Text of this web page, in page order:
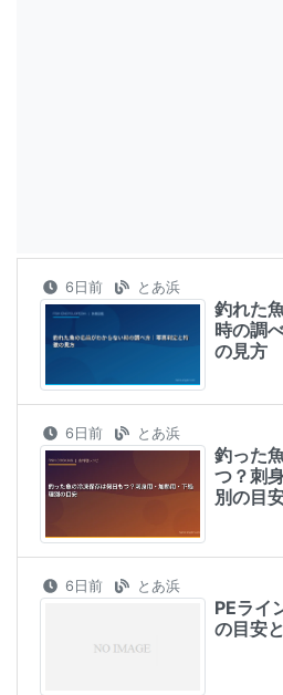
6日前 とあ浜
釣れた
時の調
の見方
6日前 とあ浜
釣った
つ？刺
別の目
6日前 とあ浜
PEライ
の目安